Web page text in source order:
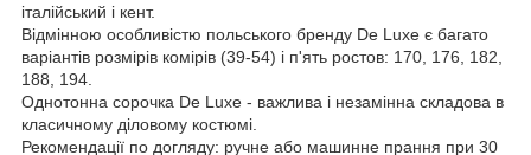
італійський і кент.
Відмінною особливістю польського бренду De Luxe є багато
варіантів розмірів комірів (39-54) і п'ять ростов: 170, 176, 182,
188, 194.
Однотонна сорочка De Luxe - важлива і незамінна складова в
класичному діловому костюмі.
Рекомендації по догляду: ручне або машинне прання при 30